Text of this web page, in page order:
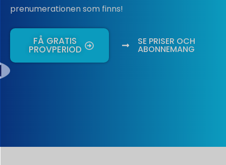
prenumerationen som finns!
FÅ GRATIS
PROVPERIOD
SE PRISER OCH
ABONNEMANG